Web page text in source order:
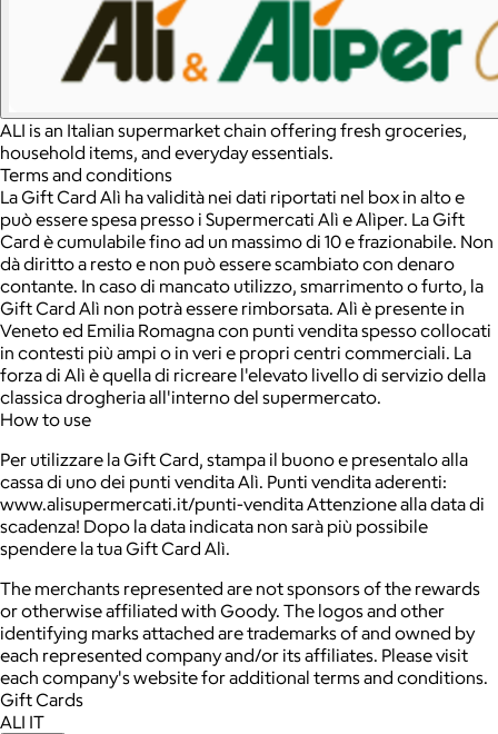
ALI is an Italian supermarket chain offering fresh groceries,
household items, and everyday essentials.
Terms and conditions
La Gift Card Alì ha validità nei dati riportati nel box in alto e
può essere spesa presso i Supermercati Alì e Alìper. La Gift
Card è cumulabile fino ad un massimo di 10 e frazionabile. Non
dà diritto a resto e non può essere scambiato con denaro
contante. In caso di mancato utilizzo, smarrimento o furto, la
Gift Card Alì non potrà essere rimborsata. Alì è presente in
Veneto ed Emilia Romagna con punti vendita spesso collocati
in contesti più ampi o in veri e propri centri commerciali. La
forza di Alì è quella di ricreare l'elevato livello di servizio della
classica drogheria all'interno del supermercato.
How to use
Per utilizzare la Gift Card, stampa il buono e presentalo alla
cassa di uno dei punti vendita Alì. Punti vendita aderenti:
www.alisupermercati.it/punti-vendita Attenzione alla data di
scadenza! Dopo la data indicata non sarà più possibile
spendere la tua Gift Card Alì.
The merchants represented are not sponsors of the rewards
or otherwise affiliated with Goody. The logos and other
identifying marks attached are trademarks of and owned by
each represented company and/or its affiliates. Please visit
each company's website for additional terms and conditions.
Gift Cards
ALI IT